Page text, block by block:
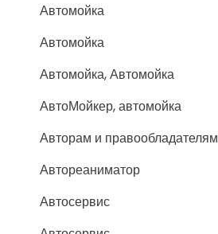
Автомойка
Автомойка
Автомойка, Автомойка
АвтоМойкер, автомойка
Авторам и правообладателям
Автореаниматор
Автосервис